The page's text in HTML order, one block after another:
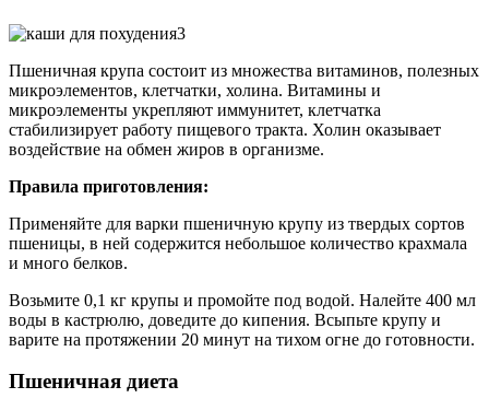
Пшеничная крупа состоит из множества витаминов, полезных
микроэлементов, клетчатки, холина. Витамины и
микроэлементы укрепляют иммунитет, клетчатка
стабилизирует работу пищевого тракта. Холин оказывает
воздействие на обмен жиров в организме.
Правила приготовления:
Применяйте для варки пшеничную крупу из твердых сортов
пшеницы, в ней содержится небольшое количество крахмала
и много белков.
Возьмите 0,1 кг крупы и промойте под водой. Налейте 400 мл
воды в кастрюлю, доведите до кипения. Всыпьте крупу и
варите на протяжении 20 минут на тихом огне до готовности.
Пшеничная диета